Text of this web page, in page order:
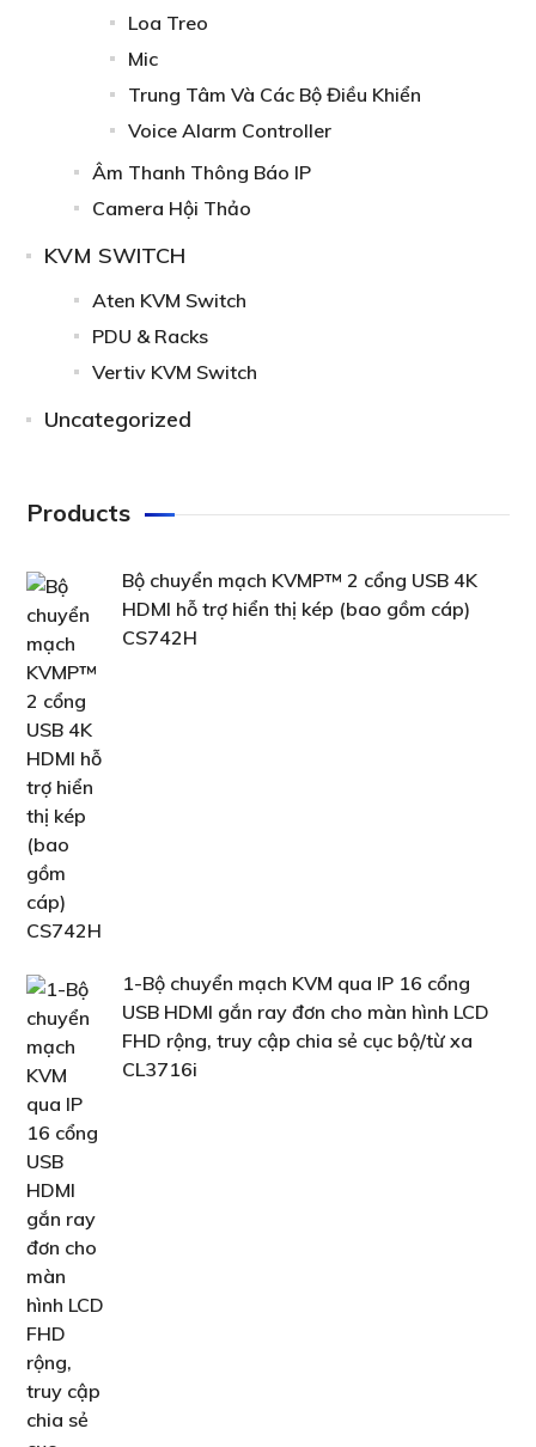
Loa Treo
Mic
Trung Tâm Và Các Bộ Điều Khiển
Voice Alarm Controller
Âm Thanh Thông Báo IP
Camera Hội Thảo
KVM SWITCH
Aten KVM Switch
PDU & Racks
Vertiv KVM Switch
Uncategorized
Products
Bộ chuyển mạch KVMP™ 2 cổng USB 4K
HDMI hỗ trợ hiển thị kép (bao gồm cáp)
CS742H
1-Bộ chuyển mạch KVM qua IP 16 cổng
USB HDMI gắn ray đơn cho màn hình LCD
FHD rộng, truy cập chia sẻ cục bộ/từ xa
CL3716i